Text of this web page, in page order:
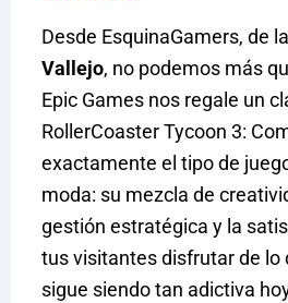
Desde EsquinaGamers, de
Vallejo, no podemos más
Epic Games nos regale un
RollerCoaster Tycoon 3:
exactamente el tipo de
moda: su mezcla de
gestión estratégica y la
tus visitantes disfrutar de lo
sigue siendo tan adictiva